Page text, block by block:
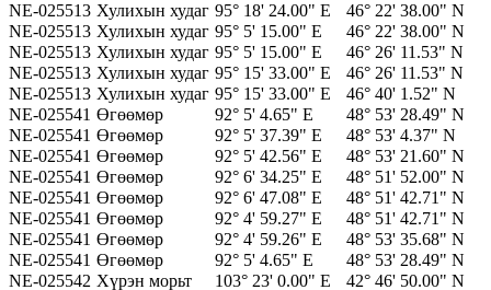
NE-025513 Хулихын худаг 95° 18' 24.00" E
46° 22' 38.00" N
NE-025513 Хулихын худаг 95° 5' 15.00" E
46° 22' 38.00" N
NE-025513 Хулихын худаг 95° 5' 15.00" E
46° 26' 11.53" N
NE-025513 Хулихын худаг 95° 15' 33.00" E
46° 26' 11.53" N
NE-025513 Хулихын худаг 95° 15' 33.00" E
46° 40' 1.52" N
NE-025541 Өгөөмөр 92° 5' 4.65" E
48° 53' 28.49" N
NE-025541 Өгөөмөр 92° 5' 37.39" E
48° 53' 4.37" N
NE-025541 Өгөөмөр 92° 5' 42.56" E
48° 53' 21.60" N
NE-025541 Өгөөмөр 92° 6' 34.25" E
48° 51' 52.00" N
NE-025541 Өгөөмөр 92° 6' 47.08" E
48° 51' 42.71" N
NE-025541 Өгөөмөр 92° 4' 59.27" E
48° 51' 42.71" N
NE-025541 Өгөөмөр 92° 4' 59.26" E
48° 53' 35.68" N
NE-025541 Өгөөмөр 92° 5' 4.65" E
48° 53' 28.49" N
NE-025542 Хүрэн морьт 103° 23' 0.00" E
42° 46' 50.00" N